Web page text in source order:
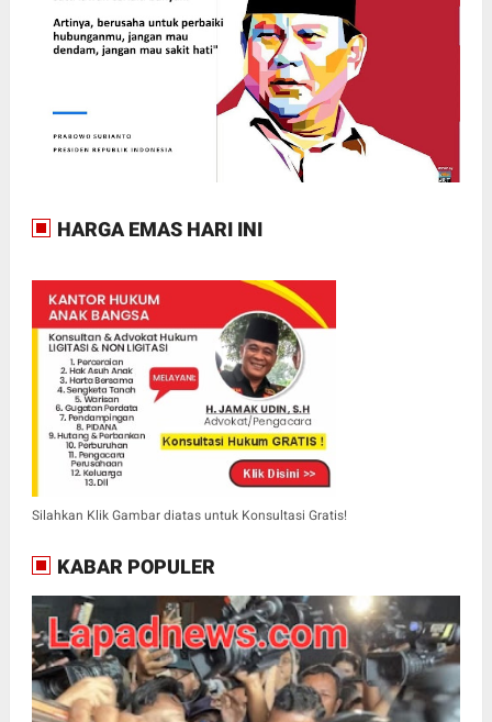
HARGA EMAS HARI INI
Silahkan Klik Gambar diatas untuk Konsultasi Gratis!
KABAR POPULER